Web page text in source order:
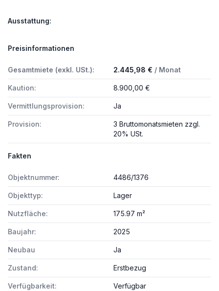
Ausstattung:
Preisinformationen
Gesamtmiete (exkl. USt.): 2.445,98 € / Monat
Kaution: 8.900,00 €
Vermittlungsprovision: Ja
Provision:
3 Bruttomonatsmieten zzgl.
20% USt.
Fakten
Objektnummer: 4486/1376
Objekttyp: Lager
Nutzfläche: 175.97 m²
Baujahr: 2025
Neubau Ja
Zustand: Erstbezug
Verfügbarkeit: Verfügbar